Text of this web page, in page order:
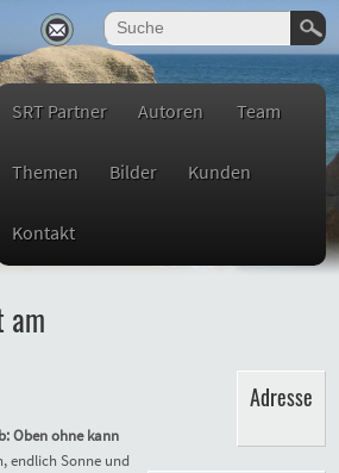
SRT Partner Autoren Team
Themen Bilder Kunden
Kontakt
am
Oben ohne kann
endlich Sonne und
Adresse